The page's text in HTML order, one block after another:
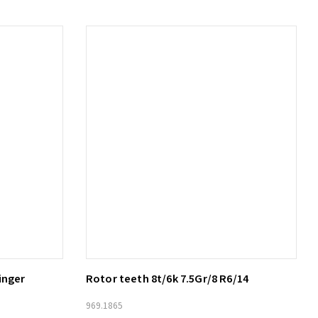
Lägg till i varukorg
Rotor teeth 8t/6k 7.5Gr/8 R6/14
969.1865